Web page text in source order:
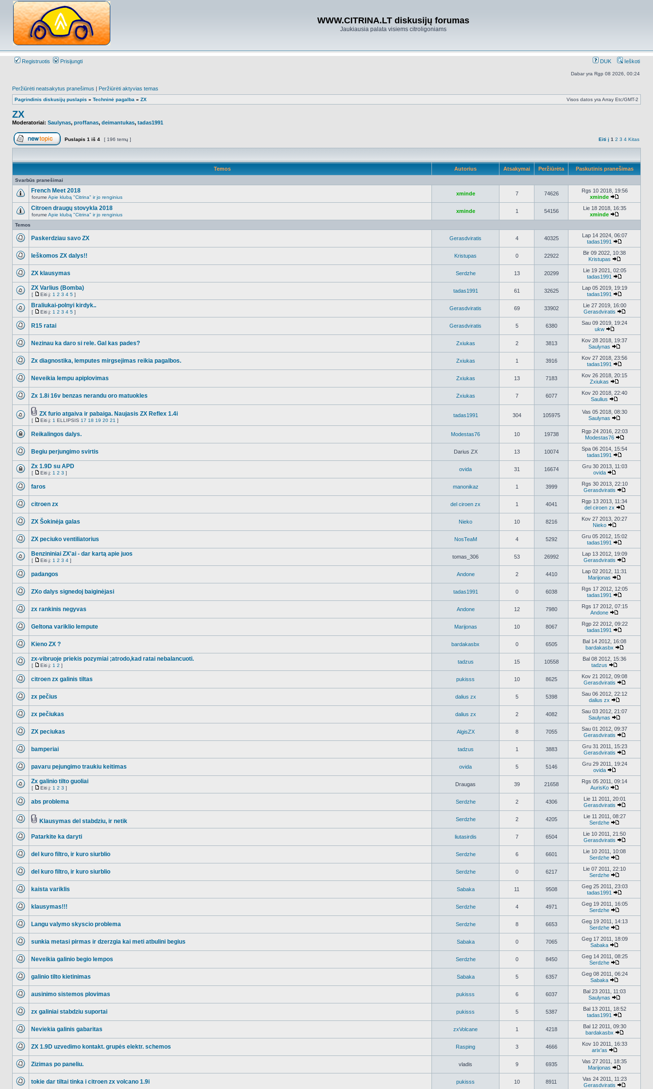
WWW.CITRINA.LT diskusijų forumas
Jaukiausia palata visiems citroligoniams
Registruotis Prisijungti DUK Ieškoti
Dabar yra Rgp 08 2026, 00:24
Peržiūrėti neatsakytus pranešimus | Peržiūrėti aktyvias temas
Pagrindinis diskusijų puslapis » Techninė pagalba » ZX Visos datos yra Array Etc/GMT-2
ZX
Moderatoriai: Saulynas, proffanas, deimantukas, tadas1991
Naujos temos kūrimas
Puslapis 1 iš 4 [ 196 temų ] Eiti į 1 2 3 4 Kitas
Temos Autorius Atsakymai Peržiūrėta Paskutinis pranešimas
Svarbūs pranešimai
NO_UNREAD_POSTS
French Meet 2018
forume Apie klubą "Citrina" ir jo renginius
xminde 7 74626
Rgs 10 2018, 19:56
xminde
Peržiūrėti
naujausius
NO_UNREAD_POSTS
Citroen draugų stovykla 2018
forume Apie klubą "Citrina" ir jo renginius
xminde 1 54156
Lie 18 2018, 16:35
xminde
Peržiūrėti
pranešimus
Temos
Paskerdziau savo ZX Gerasdviratis 4 40325
Lap 14 2024, 06:07
tadas1991
Peržiūrėti
naujausius
Ieškomos ZX dalys!! Kristupas 0 22922
Bir 09 2022, 10:38
Kristupas
Peržiūrėti
naujausius
pranešimus
ZX klausymas Serdzhe 13 20299
Lie 19 2021, 02:05
tadas1991
Peržiūrėti
naujausius
NO_UNREAD_POSTS
ZX Varlius (Bomba)
[
Eiti
į
Eiti į: 1 2 3 4 5 ]
tadas1991 61 32625
Lap 05 2019, 19:19
tadas1991
Peržiūrėti
naujausius
pranešimus
NO_UNREAD_POSTS
Braliukai-polnyi kirdyk..
[
Eiti
Eiti į: 1 2 3 4 5 ]
Gerasdviratis 69 33902
Lie 27 2019, 16:00
Gerasdviratis
Peržiūrėti
naujausius
R15 ratai Gerasdviratis 5 6380
Sau 09 2019, 19:24
ukw
Peržiūrėti
naujausius
pranešimus
Nezinau ka daro si rele. Gal kas pades? Zxiukas 2 3813
Kov 28 2018, 19:37
Saulynas
Peržiūrėti
naujausius
pranešimus
Zx diagnostika, lemputes mirgsejimas reikia pagalbos. Zxiukas 1 3916
Kov 27 2018, 23:56
tadas1991
Peržiūrėti
naujausius
Neveikia lempu apiplovimas Zxiukas 13 7183
Kov 26 2018, 20:15
Zxiukas
Peržiūrėti
naujausius
Zx 1.8i 16v benzas nerandu oro matuokles Zxiukas 7 6077
Kov 20 2018, 22:40
Saulius
Peržiūrėti
naujausius
pranešimus
NO_UNREAD_POSTS
Tema
turi
failų
ZX furio atgaiva ir pabaiga. Naujasis ZX Reflex 1.4i
[
Eiti
Eiti į: 1 ELLIPSIS 17 18 19 20 21 ]
tadas1991 304 105975
Vas 05 2018, 08:30
Saulynas
naujausius
pranešimus
užrakinta,
negalite
redaguoti
pranešimų
arba
atsakinėti
Reikalingos dalys. Modestas76 10 19738
Rgp 24 2016, 22:03
Modestas76
Peržiūrėti
naujausius
Begiu perjungimo svirtis Darius ZX 13 10074
Spa 06 2014, 15:54
tadas1991
Peržiūrėti
naujausius
užrakinta,
negalite
redaguoti
pranešimų
arba
atsakinėti
Zx 1.9D su APD
[
Eiti
Eiti į: 1 2 3 ]
ovida 31 16674
Gru 30 2013, 11:03
ovida
Peržiūrėti
naujausius
pranešimus
faros manonikaz 1 3999
Rgs 30 2013, 22:10
Gerasdviratis
Peržiūrėti
naujausius
citroen zx del ciroen zx 1 4041
Rgp 13 2013, 11:34
del ciroen zx
Peržiūrėti
naujausius
ZX Šokinėja galas Nieko 10 8216
Kov 27 2013, 20:27
Nieko
Peržiūrėti
naujausius
pranešimus
ZX peciuko ventiliatorius NosTeaM 4 5292
Gru 05 2012, 15:02
tadas1991
Peržiūrėti
naujausius
pranešimus
NO_UNREAD_POSTS
Benzininiai ZX'ai - dar kartą apie juos
[
Eiti
Eiti į: 1 2 3 4 ]
tomas_306 53 26992
Lap 13 2012, 19:09
Gerasdviratis
Peržiūrėti
naujausius
padangos Andone 2 4410
Lap 02 2012, 11:31
Marijonas
Peržiūrėti
naujausius
pranešimus
ZXo dalys signedoj baiginėjasi tadas1991 0 6038
Rgs 17 2012, 12:05
tadas1991
Peržiūrėti
naujausius
zx rankinis negyvas Andone 12 7980
Rgs 17 2012, 07:15
Andone
Peržiūrėti
naujausius
pranešimus
Geltona variklio lempute Marijonas 10 8067
Rgp 22 2012, 09:22
tadas1991
Peržiūrėti
naujausius
pranešimus
Kieno ZX ? bardakasbx 0 6505
Bal 14 2012, 16:08
bardakasbx
Peržiūrėti
naujausius
NO_UNREAD_POSTS
zx-vibruoje priekis pozymiai ;atrodo,kad ratai nebalancuoti.
[
Eiti
Eiti į: 1 2 ]
tadzus 15 10558
Bal 08 2012, 15:36
tadzus
Peržiūrėti
naujausius
pranešimus
citroen zx galinis tiltas pukisss 10 8625
Kov 21 2012, 09:08
Gerasdviratis
Peržiūrėti
naujausius
zx pečius dalius zx 5 5398
Sau 06 2012, 22:12
dalius zx
Peržiūrėti
naujausius
zx pečiukas dalius zx 2 4082
Sau 03 2012, 21:07
Saulynas
Peržiūrėti
naujausius
pranešimus
ZX peciukas AlgisZX 8 7055
Sau 01 2012, 09:37
Gerasdviratis
Peržiūrėti
naujausius
bamperiai tadzus 1 3883
Gru 31 2011, 15:23
Gerasdviratis
Peržiūrėti
naujausius
pavaru pejungimo traukiu keitimas ovida 5 5146
Gru 29 2011, 19:24
ovida
Peržiūrėti
naujausius
pranešimus
NO_UNREAD_POSTS
Zx galinio tilto guoliai
[
Eiti
Eiti į: 1 2 3 ]
Draugas 39 21658
Rgs 05 2011, 09:14
AurisKo
Peržiūrėti
naujausius
pranešimus
abs problema Serdzhe 2 4306
Lie 11 2011, 20:01
Gerasdviratis
Peržiūrėti
naujausius
NO_UNREAD_POSTS
prikabintų
Klausymas del stabdziu, ir netik Serdzhe 2 4205
Lie 11 2011, 08:27
Serdzhe
Peržiūrėti
naujausius
pranešimus
Patarkite ka daryti liutasirdis 7 6504
Lie 10 2011, 21:50
Gerasdviratis
Peržiūrėti
naujausius
del kuro filtro, ir kuro siurblio Serdzhe 6 6601
Lie 10 2011, 10:08
Serdzhe
Peržiūrėti
naujausius
del kuro filtro, ir kuro siurblio Serdzhe 0 6217
Lie 07 2011, 22:10
Serdzhe
Peržiūrėti
naujausius
pranešimus
kaista variklis Sabaka 11 9508
Geg 25 2011, 23:03
tadas1991
Peržiūrėti
naujausius
klausymas!!! Serdzhe 4 4971
Geg 19 2011, 16:05
Serdzhe
Peržiūrėti
naujausius
Langu valymo skyscio problema Serdzhe 8 6653
Geg 19 2011, 14:13
Serdzhe
Peržiūrėti
naujausius
sunkia metasi pirmas ir dzerzgia kai meti atbulini begius Sabaka 0 7065
Geg 17 2011, 18:09
Sabaka
Peržiūrėti
naujausius
pranešimus
Neveikia galinio begio lempos Serdzhe 0 8450
Geg 14 2011, 08:25
Serdzhe
Peržiūrėti
naujausius
galinio tilto kietinimas Sabaka 5 6357
Geg 08 2011, 06:24
Sabaka
Peržiūrėti
naujausius
pranešimus
ausinimo sistemos plovimas pukisss 6 6037
Bal 23 2011, 11:03
Saulynas
Peržiūrėti
naujausius
pranešimus
zx galiniai stabdziu suportai pukisss 5 5387
Bal 13 2011, 18:52
tadas1991
Peržiūrėti
naujausius
pranešimus
Neviekia galinis gabaritas zxVolcane 1 4218
Bal 12 2011, 09:30
bardakasbx
Peržiūrėti
naujausius
ZX 1.9D uzvedimo kontakt. grupės elektr. schemos Rasping 3 4666
Kov 10 2011, 16:33
arix'as
Peržiūrėti
naujausius
pranešimus
Zizimas po paneliu. vladis 9 6935
Vas 27 2011, 18:35
Marijonas
Peržiūrėti
naujausius
pranešimus
tokie dar tiltai tinka i citroen zx volcano 1.9i pukisss 10 8911
Vas 24 2011, 11:23
Gerasdviratis